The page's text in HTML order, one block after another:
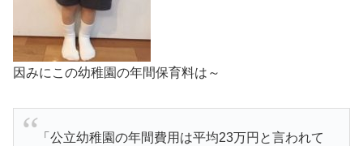
因みにこの幼稚園の年間保育料は～
「公立幼稚園の年間費用は平均23万円と言われて